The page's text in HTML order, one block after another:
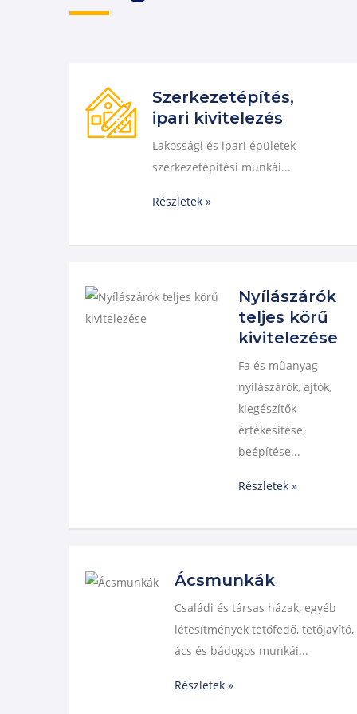
Szerkezetépítés,
ipari kivitelezés
Lakossági és ipari épületek
szerkezetépítési munkái...
Részletek »
Nyílászárók
teljes körű
kivitelezése
Fa és műanyag
nyílászárók, ajtók,
kiegészítők
értékesítése,
beépítése...
Részletek »
Ácsmunkák
Családi és társas házak, egyéb
létesítmények tetőfedő, tetőjavító,
ács és bádogos munkái...
Részletek »